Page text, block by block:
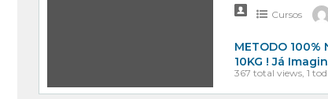
Cursos
METODO 100%
10KG ! Já
367 total views, 1